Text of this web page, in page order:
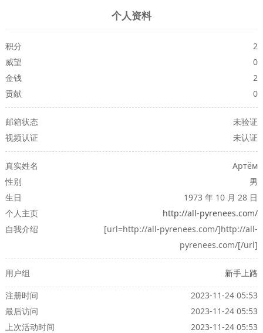
个人资料
积分
2
威望
0
金钱
2
贡献
0
邮箱状态
未验证
视频认证
未认证
真实姓名
Артём
性别
男
生日
1973 年 10 月 28 日
个人主页
http://all-pyrenees.com/
自我介绍
[url=http://all-pyrenees.com/]http://all-
pyrenees.com/[/url]
用户组
新手上路
注册时间
2023-11-24 05:53
最后访问
2023-11-24 05:53
上次活动时间
2023-11-24 05:53